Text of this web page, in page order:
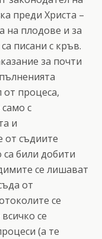
преди Христа –
на плодове и за
писани с кръв.
за почти
от процеса,
с
и
от съдиите
били добити
се лишават
от
се
се
(а те